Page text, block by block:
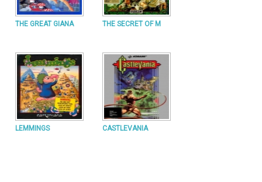
THE GREAT GIANA THE SECRET OF M
LEMMINGS CASTLEVANIA